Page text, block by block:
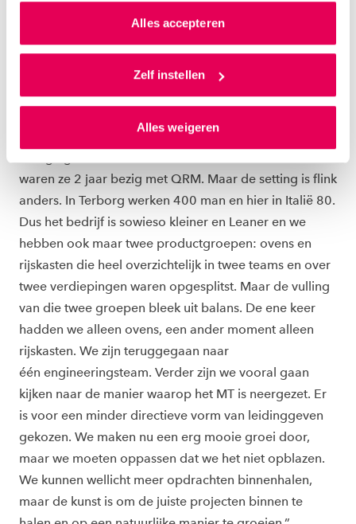
van jouw internetgedrag.
Als je op ‘Alles accepteren’ klikt dan geef je ons
toestemming om cookies voor social media en
gepersonaliseerde advertenties te plaatsen. Lees
cookiestatement. Via ‘Zelf instellen’ kun je ook zelf
instellen welke cookies we plaatsen. Je kunt je
cookiestatement.
Alles accepteren
Zelf instellen
Alles weigeren
ONTWIKKELINGEN QRM ITALIAANSE
gebied van Lean en QRM ten opzichte van de
waren ze 2 jaar bezig met QRM. Maar de setting is flink
anders. In Terborg werken 400 man en hier in Italië 80.
Dus het bedrijf is sowieso kleiner en Leaner en we
hebben ook maar twee productgroepen: ovens en
rijskasten die heel overzichtelijk in twee teams en over
twee verdiepingen waren opgesplitst. Maar de vulling
van die twee groepen bleek uit balans. De ene keer
hadden we alleen ovens, een ander moment alleen
rijskasten. We zijn teruggegaan naar
één engineeringsteam. Verder zijn we vooral gaan
kijken naar de manier waarop het MT is neergezet. Er
is voor een minder directieve vorm van leidinggeven
gekozen. We maken nu een erg mooie groei door,
maar we moeten oppassen dat we het niet opblazen.
We kunnen wellicht meer opdrachten binnenhalen,
maar de kunst is om de juiste projecten binnen te